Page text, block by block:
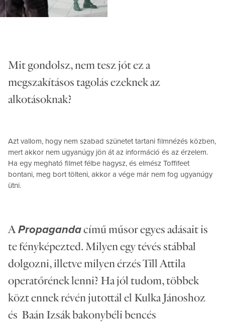
Mit gondolsz, nem tesz jót ez a
megszakításos tagolás ezeknek az
alkotásoknak?
Azt vallom, hogy nem szabad szünetet tartani filmnézés közben,
mert akkor nem ugyanúgy jön át az információ és az érzelem.
Ha egy megható filmet félbe hagysz, és elmész Toffifeet
bontani, meg bort tölteni, akkor a vége már nem fog ugyanúgy
ütni.
APropagandacímű műsor egyes adásait is
te fényképezted. Milyen egy tévés stábbal
dolgozni, illetve milyen érzés Till Attila
operatőrének lenni? Ha jól tudom, többek
közt ennek révén jutottál el Kulka Jánoshoz
és Baán Izsák bakonybéli bencés